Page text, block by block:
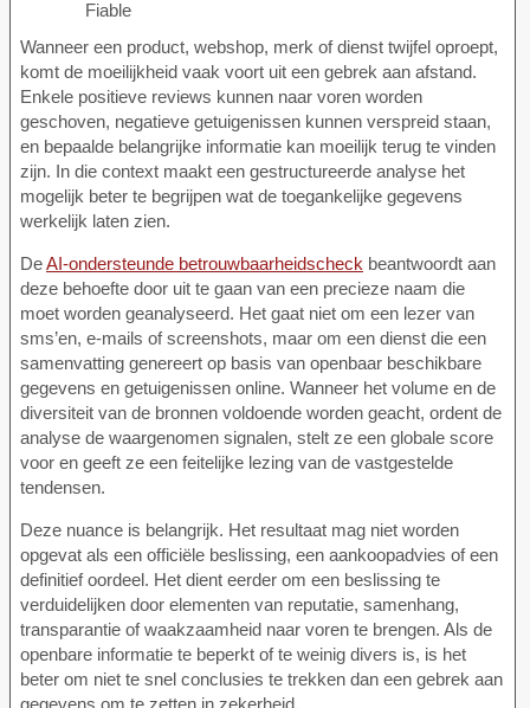
Wanneer een product, webshop, merk of dienst twijfel oproept,
komt de moeilijkheid vaak voort uit een gebrek aan afstand.
Enkele positieve reviews kunnen naar voren worden
geschoven, negatieve getuigenissen kunnen verspreid staan,
en bepaalde belangrijke informatie kan moeilijk terug te vinden
zijn. In die context maakt een gestructureerde analyse het
mogelijk beter te begrijpen wat de toegankelijke gegevens
werkelijk laten zien.
DeAI-ondersteunde betrouwbaarheidscheck beantwoordt aan
deze behoefte door uit te gaan van een precieze naam die
moet worden geanalyseerd. Het gaat niet om een lezer van
sms’en, e-mails of screenshots, maar om een dienst die een
samenvatting genereert op basis van openbaar beschikbare
gegevens en getuigenissen online. Wanneer het volume en de
diversiteit van de bronnen voldoende worden geacht, ordent de
analyse de waargenomen signalen, stelt ze een globale score
voor en geeft ze een feitelijke lezing van de vastgestelde
tendensen.
Deze nuance is belangrijk. Het resultaat mag niet worden
opgevat als een officiële beslissing, een aankoopadvies of een
definitief oordeel. Het dient eerder om een beslissing te
verduidelijken door elementen van reputatie, samenhang,
transparantie of waakzaamheid naar voren te brengen. Als de
openbare informatie te beperkt of te weinig divers is, is het
beter om niet te snel conclusies te trekken dan een gebrek aan